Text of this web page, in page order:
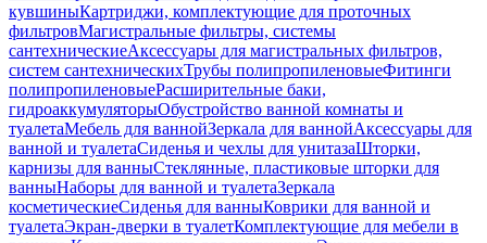
кувшиныКартриджи, комплектующие для проточных
фильтровМагистральные фильтры, системы
сантехническиеАксессуары для магистральных фильтров,
систем сантехническихТрубы полипропиленовыеФитинги
полипропиленовыеРасширительные баки,
гидроаккумуляторыОбустройство ванной комнаты и
туалетаМебель для ваннойЗеркала для ваннойАксессуары для
ванной и туалетаСиденья и чехлы для унитазаШторки,
карнизы для ванныСтеклянные, пластиковые шторки для
ванныНаборы для ванной и туалетаЗеркала
косметическиеСиденья для ванныКоврики для ванной и
туалетаЭкран-дверки в туалетКомплектующие для мебели в